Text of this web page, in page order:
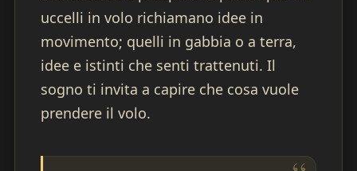
uccelli in volo richiamano idee in
movimento; quelli in gabbia o a terra,
idee e istinti che senti trattenuti. Il
sogno ti invita a capire che cosa vuole
prendere il volo.